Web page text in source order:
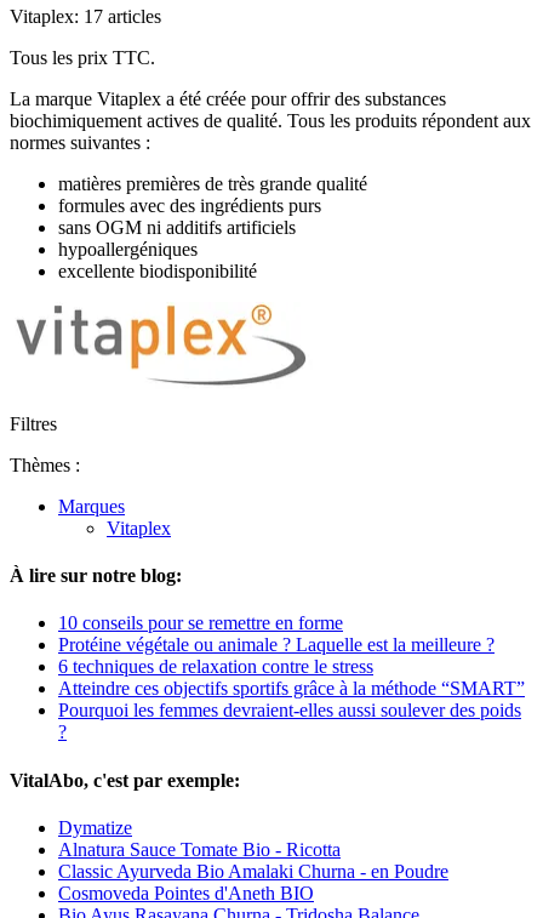
Vitaplex: 17 articles
Tous les prix TTC.
La marque Vitaplex a été créée pour offrir des substances
biochimiquement actives de qualité. Tous les produits répondent aux
normes suivantes :
matières premières de très grande qualité
formules avec des ingrédients purs
sans OGM ni additifs artificiels
hypoallergéniques
excellente biodisponibilité
Filtres
Thèmes :
Marques
Vitaplex
À lire sur notre blog:
10 conseils pour se remettre en forme
Protéine végétale ou animale ? Laquelle est la meilleure ?
6 techniques de relaxation contre le stress
Atteindre ces objectifs sportifs grâce à la méthode “SMART”
Pourquoi les femmes devraient-elles aussi soulever des poids
?
VitalAbo, c'est par exemple:
Dymatize
Alnatura Sauce Tomate Bio - Ricotta
Classic Ayurveda Bio Amalaki Churna - en Poudre
Cosmoveda Pointes d'Aneth BIO